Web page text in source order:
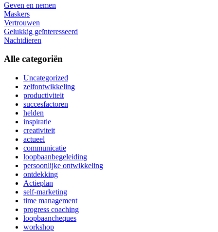
Geven en nemen
Maskers
Vertrouwen
Gelukkig geïnteresseerd
Nachtdieren
Alle categoriën
Uncategorized
zelfontwikkeling
productiviteit
succesfactoren
helden
inspiratie
creativiteit
actueel
communicatie
loopbaanbegeleiding
persoonlijke ontwikkeling
ontdekking
Actieplan
self-marketing
time management
progress coaching
loopbaancheques
workshop